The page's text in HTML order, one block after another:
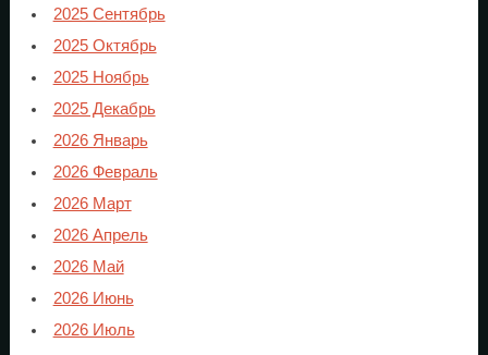
2025 Сентябрь
2025 Октябрь
2025 Ноябрь
2025 Декабрь
2026 Январь
2026 Февраль
2026 Март
2026 Апрель
2026 Май
2026 Июнь
2026 Июль